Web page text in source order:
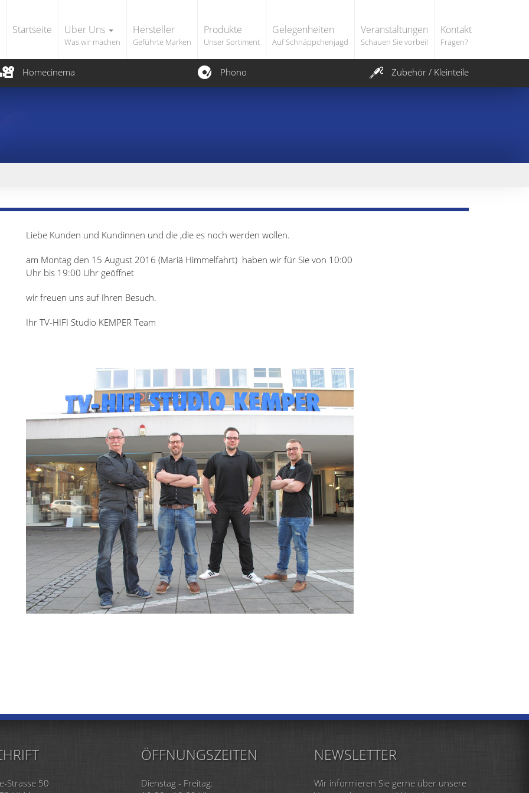
Startseite Über Uns
Was wir machen
Hersteller
Geführte Marken
Produkte
Unser Sortiment
Gelegenheiten
Auf Schnäppchenjagd
Veranstaltungen
Schauen Sie vorbei!
Kontakt
Fragen?
Homecinema Phono Zubehör / Kleinteile
Liebe Kunden und Kundinnen und die ,die es noch werden wollen.
am Montag den 15 August 2016 (Mariä Himmelfahrt) haben wir für Sie von 10:00
Uhr bis 19:00 Uhr geöffnet
wir freuen uns auf Ihren Besuch.
Ihr TV-HIFI Studio KEMPER Team
Strasse 50
ÖFFNUNGSZEITEN
Dienstag - Freitag:
NEWSLETTER
Wir informieren Sie gerne über unsere